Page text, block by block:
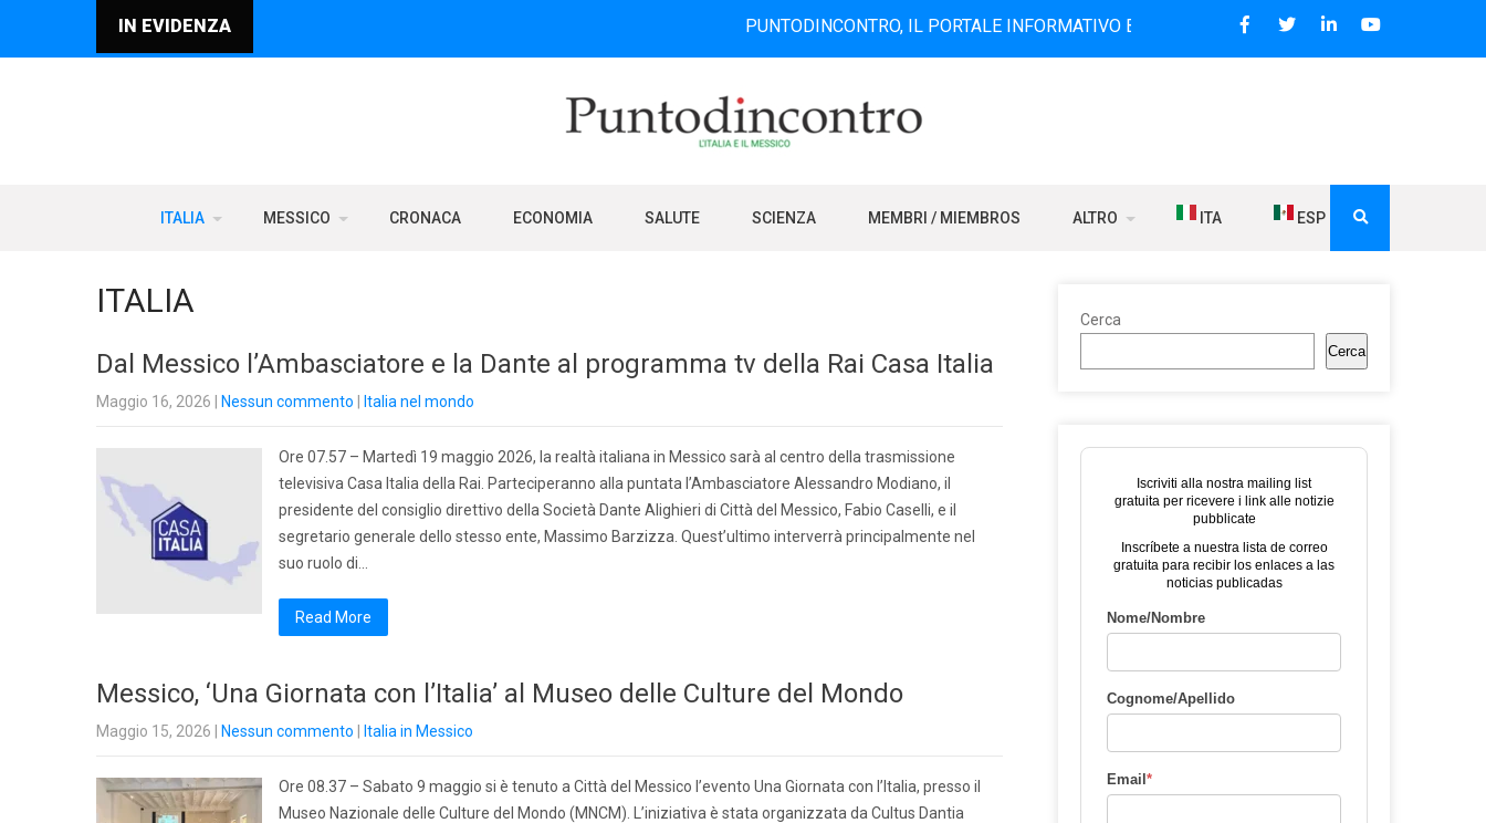
IN EVIDENZA PUNTODINCONTRO, IL PORTALE INFORMATIVO BILINGUE CHE DAL 2006 DIFFONDE NOTIZIE SUI
ITALIA MESSICO CRONACA ECONOMIA SALUTE SCIENZA MEMBRI / MIEMBROS ALTRO ITA ESP
ITALIA
Dal Messico l’Ambasciatore e la Dante al programma tv della Rai Casa Italia
Maggio 16, 2026 Nessun commento Italia nel mondo
Ore 07.57 – Martedì 19 maggio 2026, la realtà italiana in Messico sarà al centro della trasmissione
televisiva Casa Italia della Rai. Parteciperanno alla puntata l’Ambasciatore Alessandro Modiano, il
presidente del consiglio direttivo della Società Dante Alighieri di Città del Messico, Fabio Caselli, e il
segretario generale dello stesso ente, Massimo Barzizza. Quest’ultimo interverrà principalmente nel
suo ruolo di…
Read More
Messico, ‘Una Giornata con l’Italia’ al Museo delle Culture del Mondo
Maggio 15, 2026 Nessun commento Italia in Messico
Ore 08.37 – Sabato 9 maggio si è tenuto a Città del Messico l’evento Una Giornata con l’Italia, presso il
Museo Nazionale delle Culture del Mondo (MNCM). L’iniziativa è stata organizzata da Cultus Dantia
Cerca
Cerca
Iscriviti alla nostra mailing list
gratuita per ricevere i link alle notizie
pubblicate
Inscríbete a nuestra lista de correo
gratuita para recibir los enlaces a las
noticias publicadas
Nome/Nombre
Cognome/Apellido
Email *